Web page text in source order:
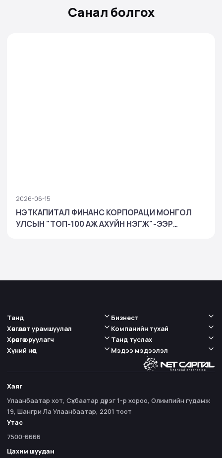
Санал болгох
2026-06-15
НЭТКАПИТАЛ ФИНАНС КОРПОРАЦИ МОНГОЛ
УЛСЫН "ТОП-100 АЖ АХУЙН НЭГЖ"-ЭЭР
Танд
Хөнгөлөлт урамшуулал
Бизнест
Компанийн тухай
Хөрөнгө оруулагч
Хүний нөөц
Танд туслах
Мэдээ мэдээлэл
Хаяг
Улаанбаатар хот, Сүхбаатар дүүрэг 1-р хороо, Олимпийн гудамж
19, Шангри Ла Улаанбаатар, 2201 тоот
Утас
7500-6666
Цахим шуудан